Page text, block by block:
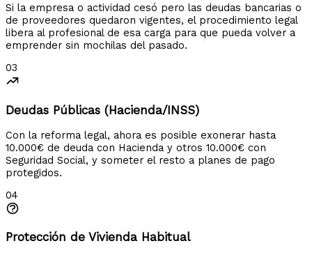
Si la empresa o actividad cesó pero las deudas bancarias o
de proveedores quedaron vigentes, el procedimiento legal
libera al profesional de esa carga para que pueda volver a
emprender sin mochilas del pasado.
03
Deudas Públicas (Hacienda/INSS)
Con la reforma legal, ahora es posible exonerar hasta
10.000€ de deuda con Hacienda y otros 10.000€ con
Seguridad Social, y someter el resto a planes de pago
protegidos.
04
Protección de Vivienda Habitual